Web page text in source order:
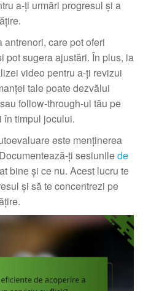
a-ți urmări progresul și a
care pot oferi
pot sugera ajustări. În plus, ia
video pentru a-ți revizui
tale poate dezvălui
follow-through-ul tău pe
în timpul jocului.
este menținerea
ți sesiunilede
bine și ce nu. Acest lucru te
și să te concentrezi pe